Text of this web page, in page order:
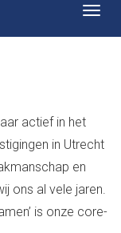
actief in het
in Utrecht
en
ons al vele jaren.
is onze core-